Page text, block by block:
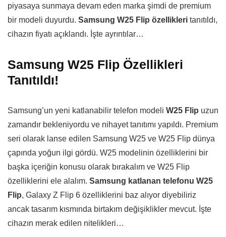
piyasaya sunmaya devam eden marka şimdi de premium
bir modeli duyurdu. Samsung W25 Flip özellikleri tanıtıldı,
cihazın fiyatı açıklandı. İşte ayrıntılar…
Samsung W25 Flip Özellikleri
Tanıtıldı!
Samsung’un yeni katlanabilir telefon modeli W25 Flip uzun
zamandır bekleniyordu ve nihayet tanıtımı yapıldı. Premium
seri olarak lanse edilen Samsung W25 ve W25 Flip dünya
çapında yoğun ilgi gördü. W25 modelinin özelliklerini bir
başka içeriğin konusu olarak bırakalım ve W25 Flip
özelliklerini ele alalım. Samsung katlanan telefonu W25
Flip, Galaxy Z Flip 6 özelliklerini baz alıyor diyebiliriz
ancak tasarım kısmında birtakım değişiklikler mevcut. İşte
cihazın merak edilen nitelikleri…